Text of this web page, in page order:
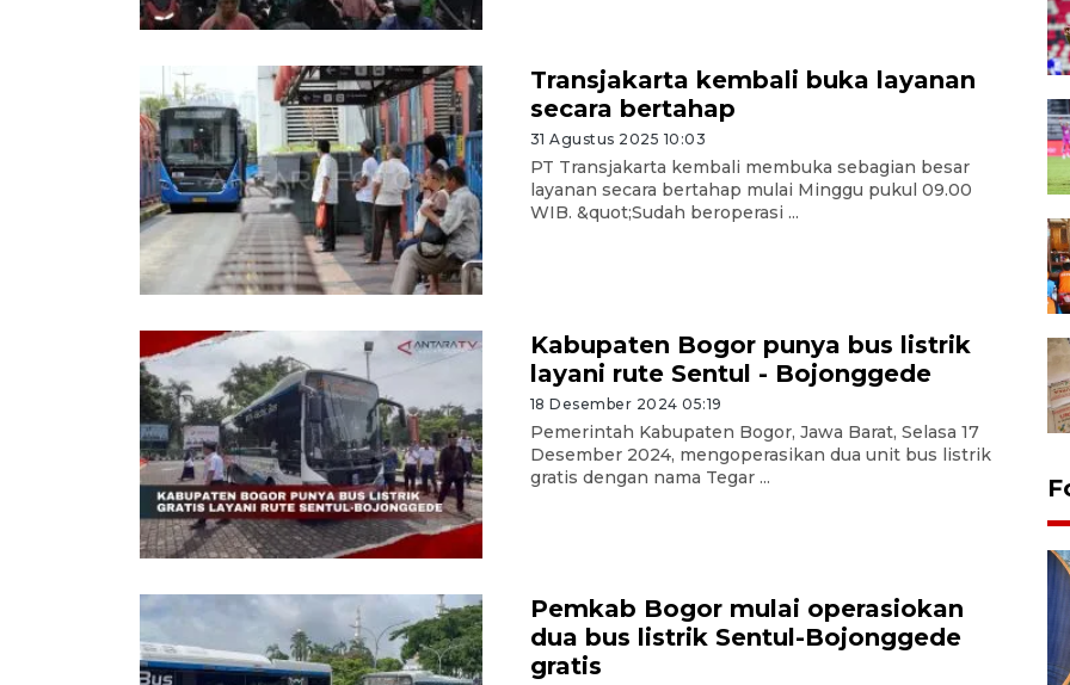
Transjakarta kembali buka layanan
secara bertahap
31 Agustus 2025 10:03
PT Transjakarta kembali membuka sebagian besar
layanan secara bertahap mulai Minggu pukul 09.00
WIB. &quot;Sudah beroperasi ...
Kabupaten Bogor punya bus listrik
layani rute Sentul - Bojonggede
18 Desember 2024 05:19
Pemerintah Kabupaten Bogor, Jawa Barat, Selasa 17
Desember 2024, mengoperasikan dua unit bus listrik
gratis dengan nama Tegar ...
Pemkab Bogor mulai operasiokan
dua bus listrik Sentul-Bojonggede
gratis